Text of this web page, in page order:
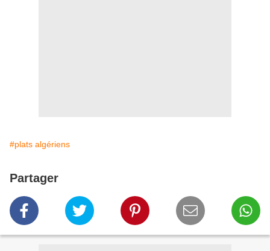
#plats algériens
Partager